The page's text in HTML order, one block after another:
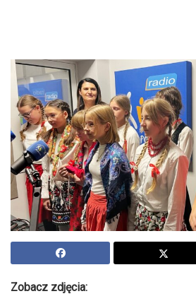
Zobacz zdjęcia: